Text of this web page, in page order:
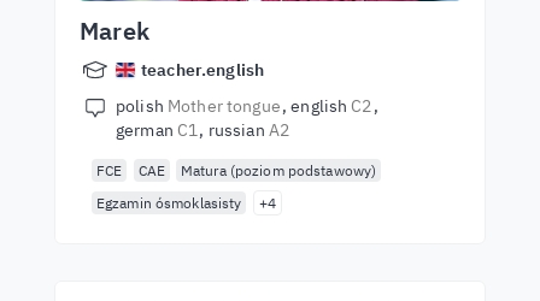
Marek
teacher.english
polish Mother tongue english C2
german C1 russian A2
FCE CAE
Matura (poziom podstawowy)
Egzamin ósmoklasisty
+4